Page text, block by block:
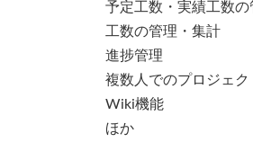
予定工数・実績工数の
工数の管理・集計
進捗管理
複数人でのプロジェ
Wiki機能
ほか